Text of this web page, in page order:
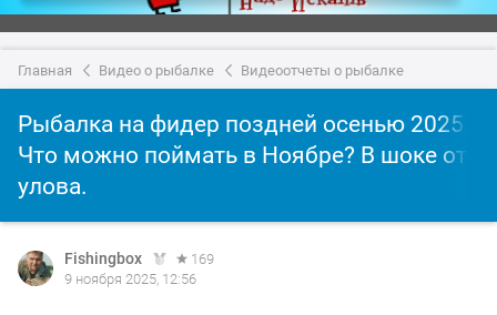
Главная Видео о рыбалке Видеоотчеты о рыбалке
Рыбалка на фидер поздней осенью 2025.
Что можно поймать в Ноябре? В шоке от
улова.
Fishingbox
169
9 ноября 2025, 12:56